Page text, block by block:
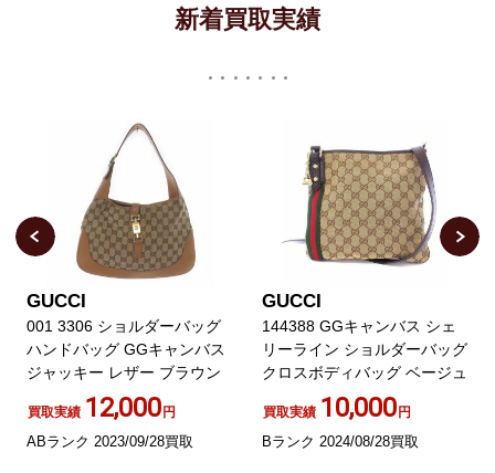
新着買取実績
GUCCI
001 3306 ショルダーバッグ
ハンドバッグ GGキャンバス
ジャッキー レザー ブラウン
買取実績 12,000円
ABランク 2023/09/28買取
GUCCI
144388 GGキャンバス シェ
リーライン ショルダーバッグ
クロスボディバッグ ベージュ
買取実績 10,000円
Bランク 2024/08/28買取